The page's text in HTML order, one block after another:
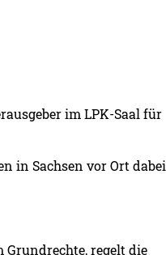
im LPK-Saal für
in Sachsen vor Ort dabei
Grundrechte, regelt die